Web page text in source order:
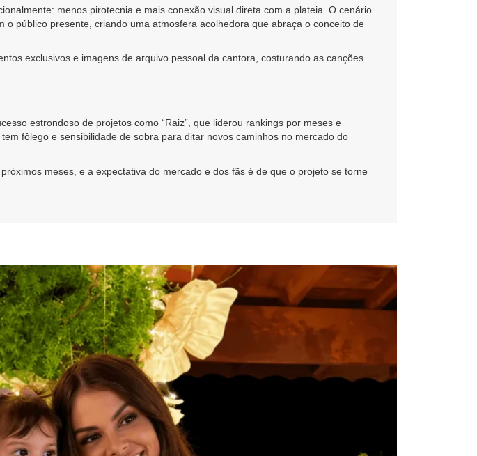
menos pirotecnia e mais conexão visual direta com a plateia. O cenário
público presente, criando uma atmosfera acolhedora que abraça o conceito de
exclusivos e imagens de arquivo pessoal da cantora, costurando as canções
estrondoso de projetos como “Raiz”, que liderou rankings por meses e
fôlego e sensibilidade de sobra para ditar novos caminhos no mercado do
meses, e a expectativa do mercado e dos fãs é de que o projeto se torne